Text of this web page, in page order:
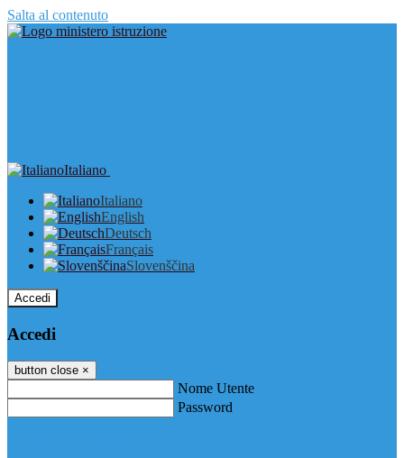
Salta al contenuto
Italiano
Italiano
English
Deutsch
Français
Slovenščina
Accedi
Accedi
button close ×
Nome Utente
Password